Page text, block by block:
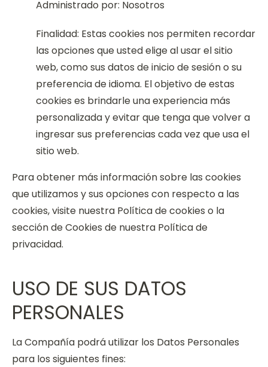
Administrado por: Nosotros
Finalidad: Estas cookies nos permiten recordar
las opciones que usted elige al usar el sitio
web, como sus datos de inicio de sesión o su
preferencia de idioma. El objetivo de estas
cookies es brindarle una experiencia más
personalizada y evitar que tenga que volver a
ingresar sus preferencias cada vez que usa el
sitio web.
Para obtener más información sobre las cookies
que utilizamos y sus opciones con respecto a las
cookies, visite nuestra Política de cookies o la
sección de Cookies de nuestra Política de
privacidad.
USO DE SUS DATOS
PERSONALES
La Compañía podrá utilizar los Datos Personales
para los siguientes fines: